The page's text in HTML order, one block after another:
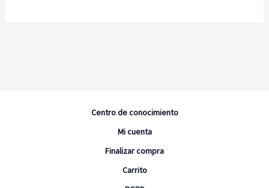
Centro de conocimiento
Mi cuenta
Finalizar compra
Carrito